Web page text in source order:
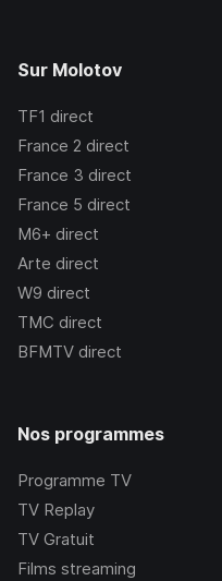
Sur Molotov
TF1 direct
France 2 direct
France 3 direct
France 5 direct
M6+ direct
Arte direct
W9 direct
TMC direct
BFMTV direct
Nos programmes
Programme TV
TV Replay
TV Gratuit
Films streaming